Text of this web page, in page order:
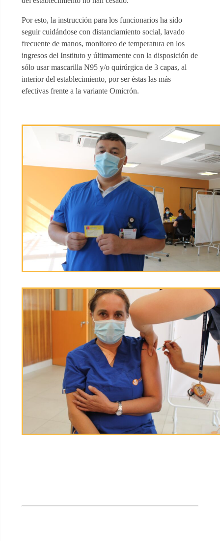
Por esto, la instrucción para los funcionarios ha sido
seguir cuidándose con distanciamiento social, lavado
frecuente de manos, monitoreo de temperatura en los
ingresos del Instituto y últimamente con la disposición de
sólo usar mascarilla N95 y/o quirúrgica de 3 capas, al
interior del establecimiento, por ser éstas las más
efectivas frente a la variante Omicrón.